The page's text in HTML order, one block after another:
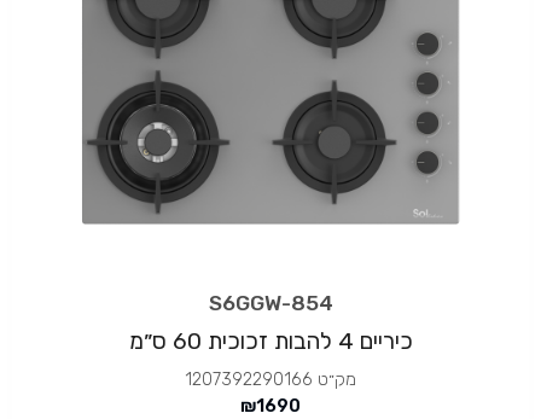
S6GGW-854
כיריים 4 להבות זכוכית 60 ס״מ
מק״ט 1207392290166
1690
₪